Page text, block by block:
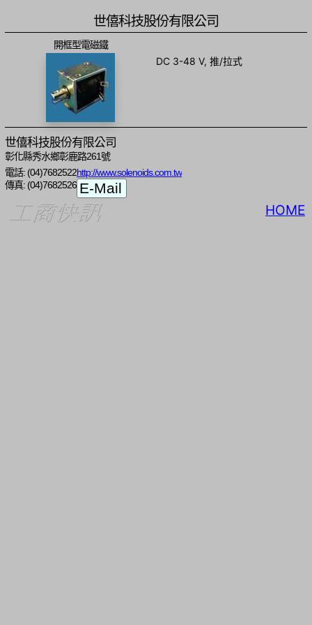
世僖科技股份有限公司
開框型電磁鐵
DC 3-48 V, 推/拉式
世僖科技股份有限公司
彰化縣秀水鄉彰鹿路261號
電話: (04)7682522
傳真: (04)7682526
http://www.solenoids.com.tw
HOME